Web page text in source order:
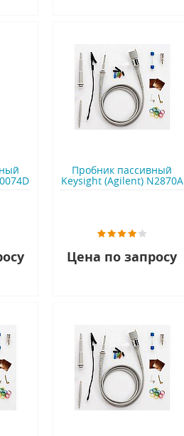
Пробник пассивный
Keysight (Agilent) N2870A
Цена по запросу